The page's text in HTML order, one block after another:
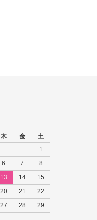
木 金
土
1
6 7
8
13 14
15
20 21
22
27 28
29